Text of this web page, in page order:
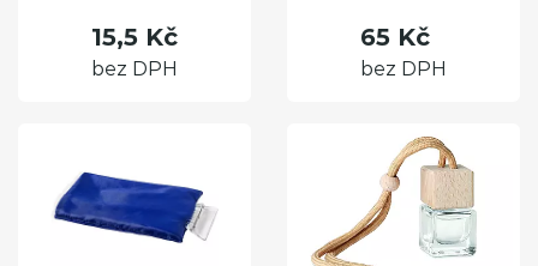
15,5 Kč
bez DPH
65 Kč
bez DPH